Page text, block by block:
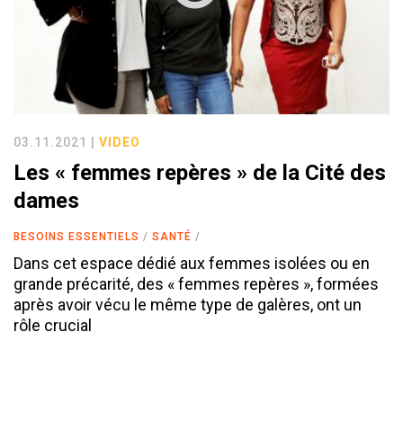
03.11.2021 | VIDEO
Les « femmes repères » de la Cité des
dames
BESOINS ESSENTIELS SANTÉ
Dans cet espace dédié aux femmes isolées ou en
grande précarité, des « femmes repères », formées
après avoir vécu le même type de galères, ont un
rôle crucial